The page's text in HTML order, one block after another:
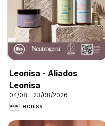
Leonisa - Aliados
Leonisa
04/08 - 23/08/2026
Leonisa